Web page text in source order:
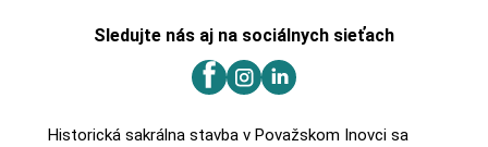
Sledujte nás aj na sociálnych sieťach
Historická sakrálna stavba v Považskom Inovci sa